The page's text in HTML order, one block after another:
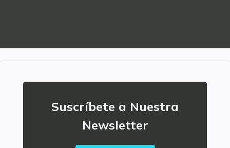
Suscríbete a Nuestra
Newsletter